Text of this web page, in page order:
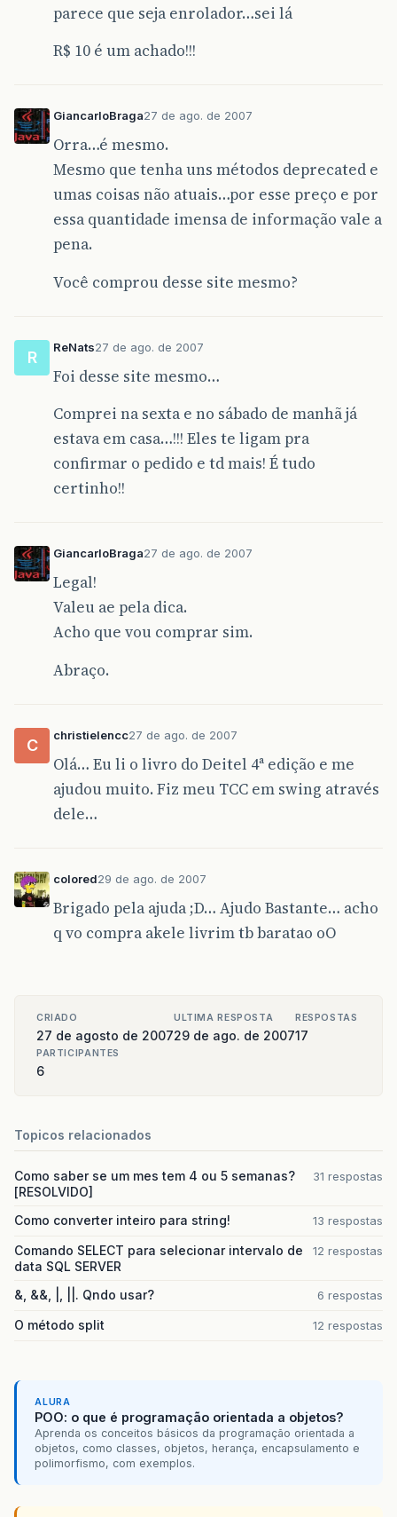
parece que seja enrolador…sei lá
R$ 10 é um achado!!!
GiancarloBraga27 de ago. de 2007
Orra…é mesmo.
Mesmo que tenha uns métodos deprecated e
umas coisas não atuais…por esse preço e por
essa quantidade imensa de informação vale a
pena.
Você comprou desse site mesmo?
R
ReNats27 de ago. de 2007
Foi desse site mesmo…
Comprei na sexta e no sábado de manhã já
estava em casa…!!! Eles te ligam pra
confirmar o pedido e td mais! É tudo
certinho!!
GiancarloBraga27 de ago. de 2007
Legal!
Valeu ae pela dica.
Acho que vou comprar sim.
Abraço.
C
christielencc27 de ago. de 2007
Olá… Eu li o livro do Deitel 4ª edição e me
ajudou muito. Fiz meu TCC em swing através
dele…
colored29 de ago. de 2007
Brigado pela ajuda ;D… Ajudo Bastante… acho
q vo compra akele livrim tb baratao oO
CRIADO
27 de agosto de 2007
ULTIMA RESPOSTA
29 de ago. de 2007
RESPOSTAS
17
PARTICIPANTES
6
Topicos relacionados
Como saber se um mes tem 4 ou 5 semanas?
[RESOLVIDO]
31 respostas
Como converter inteiro para string! 13 respostas
Comando SELECT para selecionar intervalo de
data SQL SERVER
12 respostas
&, &&, |, ||. Qndo usar? 6 respostas
O método split 12 respostas
ALURA
POO: o que é programação orientada a objetos?
Aprenda os conceitos básicos da programação orientada a
objetos, como classes, objetos, herança, encapsulamento e
polimorfismo, com exemplos.